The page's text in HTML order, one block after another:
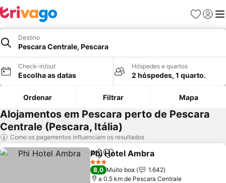
Favoritos
Iniciar
Destino
Pescara Centrale, Pescara
Check-in/out
Escolha as datas
Hóspedes e quartos
2 hóspedes, 1 quarto.
Ordenar Filtrar Mapa
Alojamentos em Pescara perto de Pescara
Centrale (Pescara, Itália)
Como os pagamentos influenciam os resultados
PartilharAdicionar aos favoritos
Phi Hotel Ambra
3 Estrelas
8,0 Muito boa
1.642
a 0.5 km de Pescara Centrale